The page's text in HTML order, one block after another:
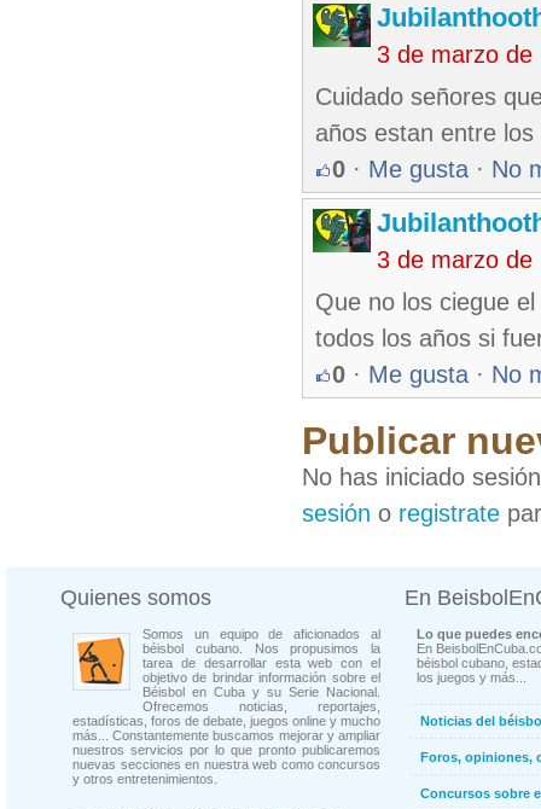
3 de marzo de
Cuidado señores
años estan entre
0 · Me gusta · No
3 de marzo de
Que no los ciegue
todos los años si
0 · Me gusta · No
Publicar
No has iniciado
sesión o registrate
Quienes somos
Somos un equipo de aficionados al
béisbol cubano. Nos propusimos la
tarea de desarrollar esta web con el
objetivo de brindar información sobre el
Béisbol en Cuba y su Serie Nacional.
Ofrecemos noticias, reportajes,
estadísticas, foros de debate, juegos online y mucho
más... Constantemente buscamos mejorar y ampliar
nuestros servicios por lo que pronto publicaremos
nuevas secciones en nuestra web como concursos
y otros entretenimientos.
En
Lo que puedes
En
béisbol cubano,
los juegos y más...
Noticias del
Foros, opiniones,
Concursos sobre